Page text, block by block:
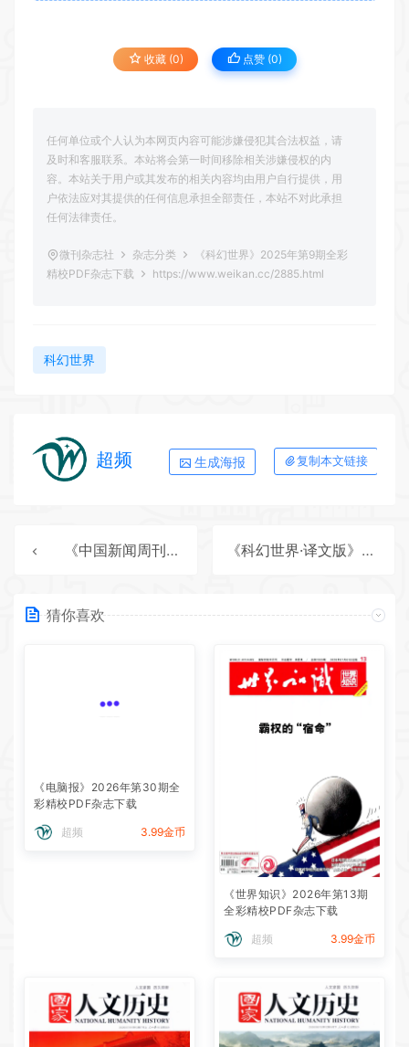
收藏 (0) 点赞 (0)
任何单位或个人认为本网页内容可能涉嫌侵犯其合法权益，请
及时和客服联系。本站将会第一时间移除相关涉嫌侵权的内
容。本站关于用户或其发布的相关内容均由用户自行提供，用
户依法应对其提供的任何信息承担全部责任，本站不对此承担
任何法律责任。
微刊杂志社 杂志分类
《科幻世界》2025年第9期全彩
精校PDF杂志下载
https://www.weikan.cc/2885.html
科幻世界
超频 生成海报 复制本文链接
《中国新闻周刊》2025年第43期全彩精校PDF杂志下载 《科幻世界·译文版》2025年第9期全彩精校PDF杂志下载
猜你喜欢
《电脑报》2026年第30期全
彩精校PDF杂志下载
超频 3.99金币
《世界知识》2026年第13期
全彩精校PDF杂志下载
超频 3.99金币